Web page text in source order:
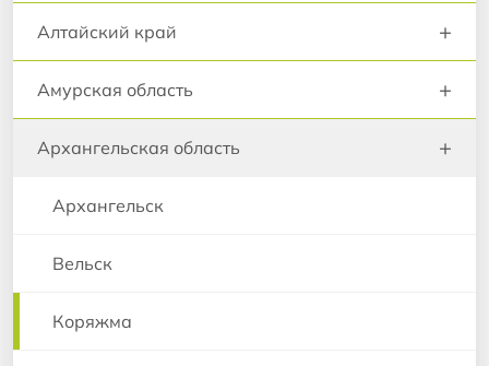
Алтайский край +
Амурская область +
Архангельская область +
Архангельск
Вельск
Коряжма